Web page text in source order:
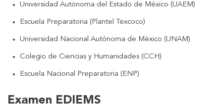
Universidad Autónoma del Estado de México (UAEM)
Escuela Preparatoria (Plantel Texcoco)
Universidad Nacional Autónoma de México (UNAM)
Colegio de Ciencias y Humanidades (CCH)
Escuela Nacional Preparatoria (ENP)
Examen EDIEMS